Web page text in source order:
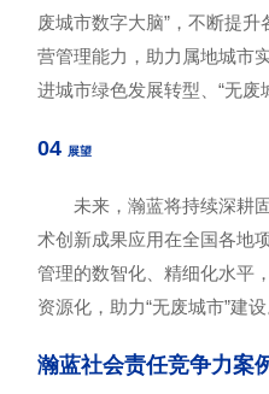
废城市数字大脑”，不断提
营管理能力，助力属地城市
进城市绿色发展转型、“无废
04 展望
未来，瀚蓝将持续深耕
术创新成果应用在全国各地
管理的数智化、精细化水平
资源化，助力“无废城市”建设
瀚蓝社会责任竞争力案